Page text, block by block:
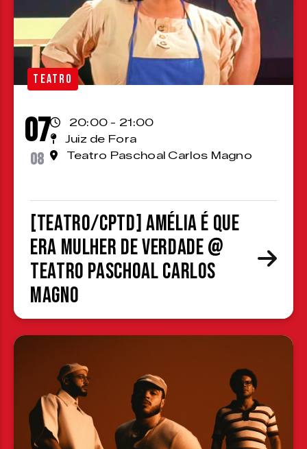
TEATRO
07
08
20:00 - 21:00
Juiz de Fora
Teatro Paschoal Carlos Magno
[TEATRO/CPTD] Amélia é que
era mulher de verdade @
Teatro Paschoal Carlos
Magno